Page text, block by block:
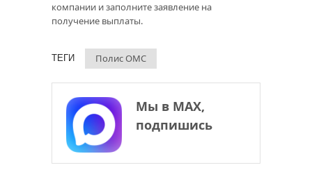
компании и заполните заявление на
получение выплаты.
ТЕГИ Полис ОМС
Мы в МАХ,
подпишись